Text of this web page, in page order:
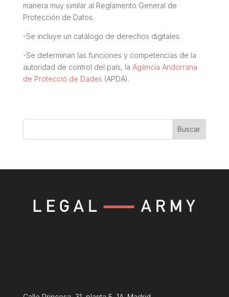
manera muy similar al Reglamento General de
Protección de Datos.
-Se incluye un catálogo de derechos digitales.
-Se determinan las funciones y competencias de la
autoridad de control del país, la Agència Andorrana
de Protecció de Dades (APDA).
Buscar